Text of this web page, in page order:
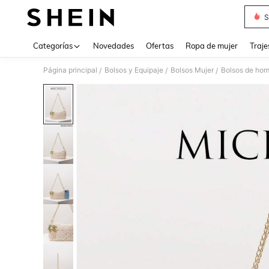
Categorías Novedades Ofertas Ropa de mujer
Página principal / Bolsos y Equipaje / Bolsos Mujer / Bolsos de